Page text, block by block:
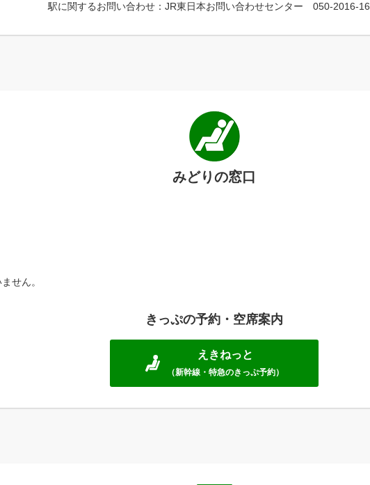
駅に関するお問い合わせ：JR東日本お問い合わせセンター 050-2016-
みどりの窓口
せん。
きっぷの予約・空席案内
えきねっと
（新幹線・特急のきっぷ予約）